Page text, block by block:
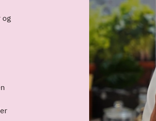
og